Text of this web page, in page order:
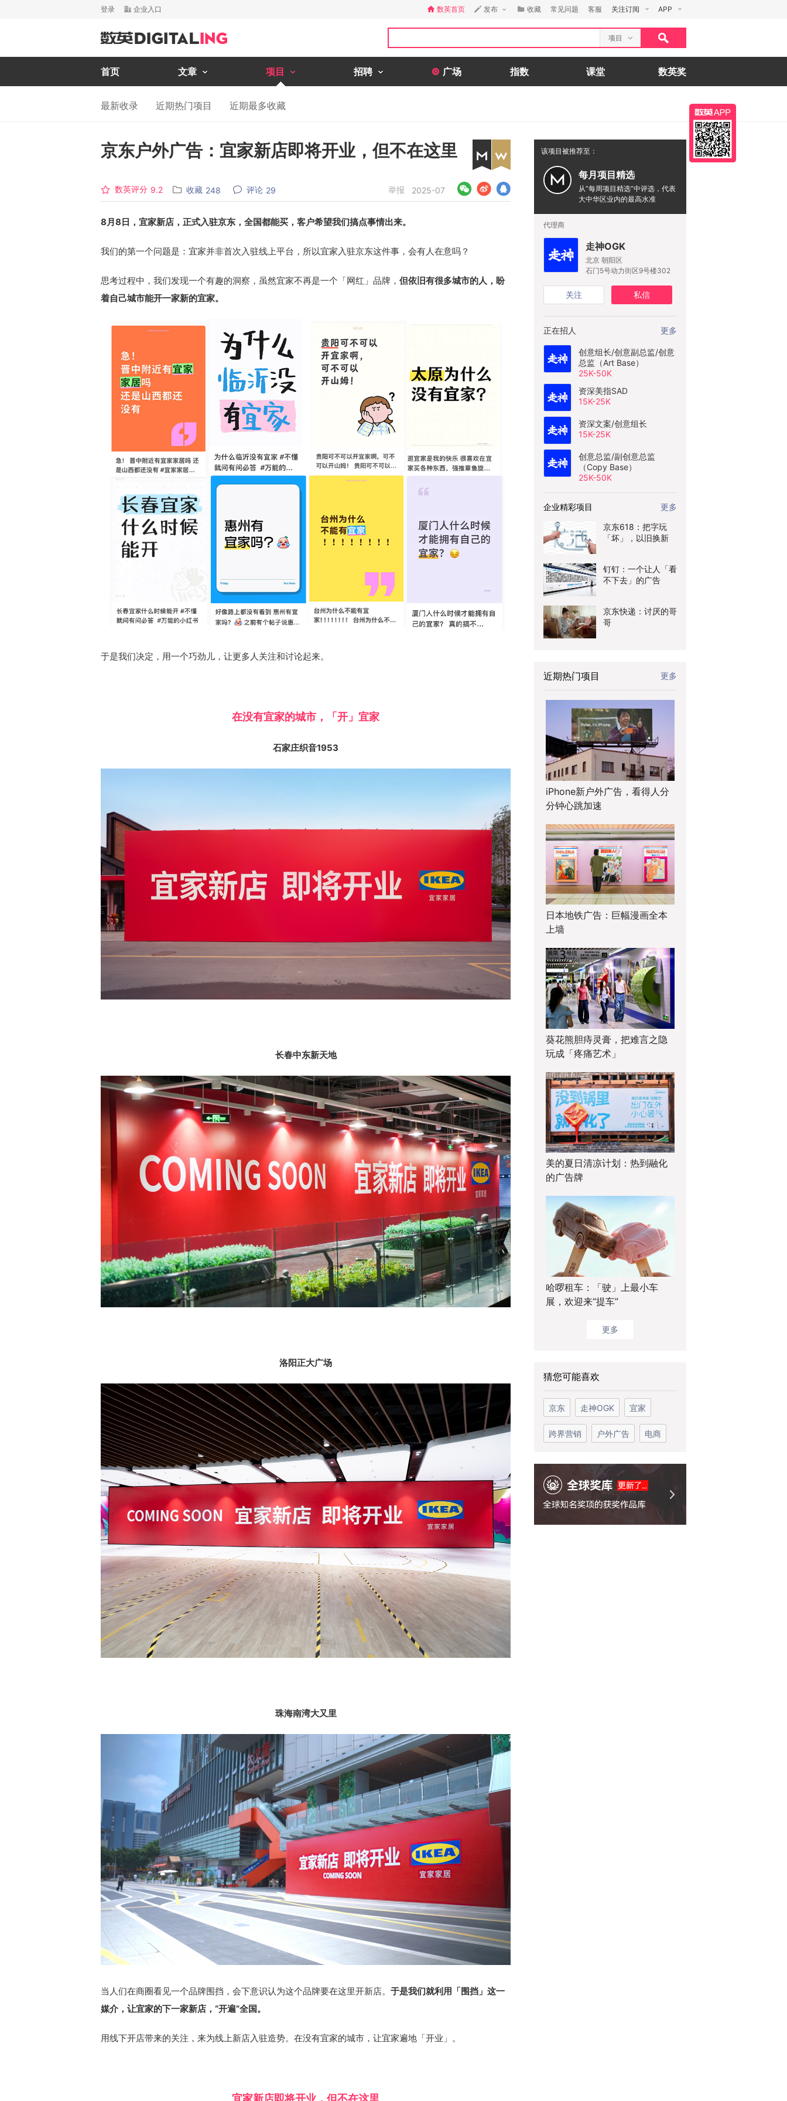
登录 企业入口 数英首页 发布 收藏 常见问题 客服 关注订阅 APP
项目
首页 文章 项目 招聘 广场 指数 课堂 数英奖
最新收录 近期热门项目 近期最多收藏
京东户外广告：宜家新店即将开业，但不在这里
数英评分 9.2 收藏 248 评论 29 举报 2025-07
8月8日，宜家新店，正式入驻京东，全国都能买，客户希望我们搞点事情出来。
我们的第一个问题是：宜家并非首次入驻线上平台，所以宜家入驻京东这件事，会有人在意吗？
思考过程中，我们发现一个有趣的洞察，虽然宜家不再是一个「网红」品牌， 但依旧有很多城市的人，盼
着自己城市能开一家新的宜家。
于是我们决定，用一个巧劲儿，让更多人关注和讨论起来。
在没有宜家的城市，「开」宜家
石家庄织音1953
长春中东新天地
洛阳正大广场
珠海南湾大又里
当人们在商圈看见一个品牌围挡，会下意识认为这个品牌要在这里开新店。 于是我们就利用「围挡」这一
媒介，让宜家的下一家新店，“开遍”全国。
用线下开店带来的关注，来为线上新店入驻造势。在没有宜家的城市，让宜家遍地「开业」。
宜家新店即将开业，但不在这里
该项目被推荐至：
每月项目精选
从“每周项目精选”中评选，代表
大中华区业内的最高水准
代理商
走神OGK
北京 朝阳区
石门5号动力街区9号楼302
关注 私信
正在招人 更多
创意组长/创意副总监/创意
总监（Art Base）
25K-50K
资深美指SAD
15K-25K
资深文案/创意组长
15K-25K
创意总监/副创意总监
（Copy Base）
25K-50K
企业精彩项目 更多
京东618：把字玩
「坏」，以旧换新
钉钉：一个让人「看
不下去」的广告
京东快递：讨厌的哥
哥
近期热门项目 更多
iPhone新户外广告，看得人分
分钟心跳加速
日本地铁广告：巨幅漫画全本
上墙
葵花熊胆痔灵膏，把难言之隐
玩成「疼痛艺术」
美的夏日清凉计划：热到融化
的广告牌
哈啰租车：「驶」上最小车
展，欢迎来“提车”
更多
猜您可能喜欢
京东 走神OGK 宜家
跨界营销 户外广告 电商